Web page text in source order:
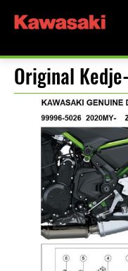
Original